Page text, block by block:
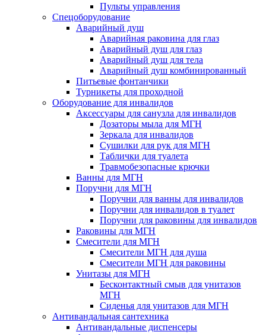
Пульты управления
Спецоборудование
Аварийный душ
Аварийная раковина для глаз
Аварийный душ для глаз
Аварийный душ для тела
Аварийный душ комбинированный
Питьевые фонтанчики
Турникеты для проходной
Оборудование для инвалидов
Аксессуары для санузла для инвалидов
Дозаторы мыла для МГН
Зеркала для инвалидов
Сушилки для рук для МГН
Таблички для туалета
Травмобезопасные крючки
Ванны для МГН
Поручни для МГН
Поручни для ванны для инвалидов
Поручни для инвалидов в туалет
Поручни для раковины для инвалидов
Раковины для МГН
Смесители для МГН
Смесители МГН для душа
Смесители МГН для раковины
Унитазы для МГН
Бесконтактный смыв для унитазов
МГН
Сиденья для унитазов для МГН
Антивандальная сантехника
Антивандальные диспенсеры